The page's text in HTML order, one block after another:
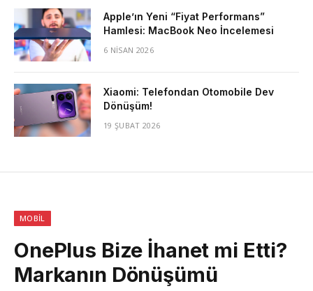
Apple’ın Yeni “Fiyat Performans”
Hamlesi: MacBook Neo İncelemesi
6 NISAN 2026
Xiaomi: Telefondan Otomobile Dev
Dönüşüm!
19 ŞUBAT 2026
MOBIL
OnePlus Bize İhanet mi Etti?
Markanın Dönüşümü